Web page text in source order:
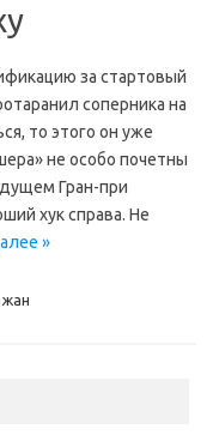
за стартовый
соперника на
то этого он уже
не особо почетны
Гран-при
хук справа. Не
»